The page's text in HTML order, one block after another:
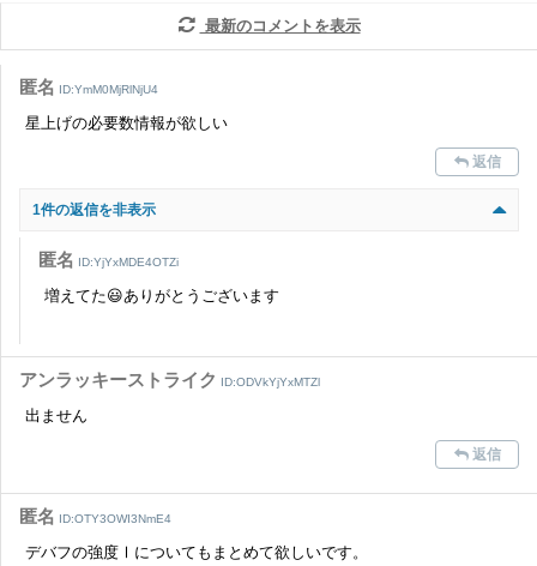
また、過度な利用規約の違反や、弊社に損害の及ぶ内容の書き込みがあ
かじめご理解くださいませ。
最新のコメントを表示
匿名 ID:YmM0MjRlNjU4
星上げの必要数情報が欲しい
返信
1件の返信を非表示
匿名 ID:YjYxMDE4OTZi
増えてた😃ありがとうございます
アンラッキーストライク ID:ODVkYjYxMTZl
出ません
返信
匿名 ID:OTY3OWI3NmE4
デバフの強度Ⅰについてもまとめて欲しいです。